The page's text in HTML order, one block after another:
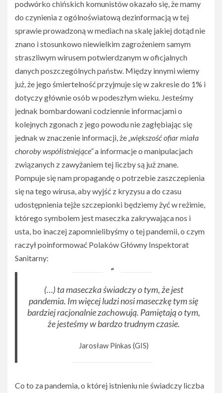
podwórko chińskich komunistów okazało się, że mamy
do czynienia z ogólnoświatową dezinformacją w tej
sprawie prowadzoną w mediach na skalę jakiej dotąd nie
znano i stosunkowo niewielkim zagrożeniem samym
straszliwym wirusem potwierdzanym w oficjalnych
danych poszczególnych państw. Między innymi wiemy
już, że jego śmiertelność przyjmuje się w zakresie do 1% i
dotyczy głównie osób w podeszłym wieku. Jesteśmy
jednak bombardowani codziennie informacjami o
kolejnych zgonach z jego powodu nie zagłębiając się
jednak w znaczenie informacji, że„większość ofiar miała
choroby współistniejące”a informacje o manipulacjach
związanych z zawyżaniem tej liczby są już znane.
Pompuje się nam propagandę o potrzebie zaszczepienia
się na tego wirusa, aby wyjść z kryzysu a do czasu
udostępnienia tejże szczepionki będziemy żyć w reżimie,
którego symbolem jest maseczka zakrywająca nos i
usta, bo inaczej zapomnielibyśmy o tej pandemii, o czym
raczył poinformować Polaków Główny Inspektorat
Sanitarny:
(…) ta maseczka świadczy o tym, że jest
pandemia. Im więcej ludzi nosi maseczkę tym się
bardziej racjonalnie zachowują. Pamiętają o tym,
że jesteśmy w bardzo trudnym czasie.
Jarosław Pinkas (GIS)
Co to za pandemia, o której istnieniu nie świadczy liczba